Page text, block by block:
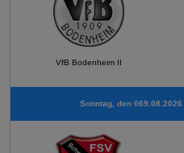
VfB Bodenheim II
Sonntag, den